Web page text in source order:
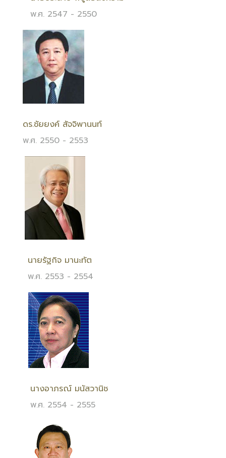
พ.ศ. 2547 - 2550
ดร.ชัยยงค์ สัจจิพานนท์
พ.ศ. 2550 - 2553
นายรัฐกิจ มานะทัต
พ.ศ. 2553 - 2554
นางอาภรณ์ มนัสวานิช
พ.ศ. 2554 - 2555